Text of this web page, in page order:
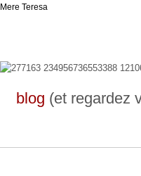
Mere Teresa
blog (et regardez